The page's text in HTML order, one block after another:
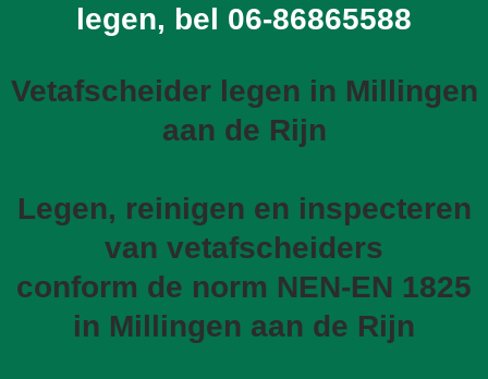
legen, bel 06-86865588
Vetafscheider legen in Millingen
aan de Rijn
Legen, reinigen en inspecteren
van vetafscheiders
conform de norm NEN-EN 1825
in Millingen aan de Rijn